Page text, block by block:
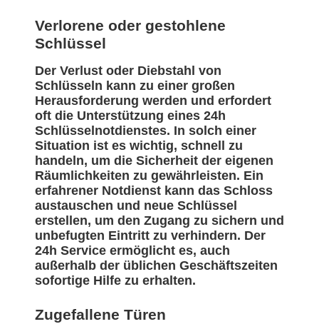
Verlorene oder gestohlene
Schlüssel
Der Verlust oder Diebstahl von
Schlüsseln kann zu einer großen
Herausforderung werden und erfordert
oft die Unterstützung eines 24h
Schlüsselnotdienstes. In solch einer
Situation ist es wichtig, schnell zu
handeln, um die Sicherheit der eigenen
Räumlichkeiten zu gewährleisten. Ein
erfahrener Notdienst kann das Schloss
austauschen und neue Schlüssel
erstellen, um den Zugang zu sichern und
unbefugten Eintritt zu verhindern. Der
24h Service ermöglicht es, auch
außerhalb der üblichen Geschäftszeiten
sofortige Hilfe zu erhalten.
Zugefallene Türen